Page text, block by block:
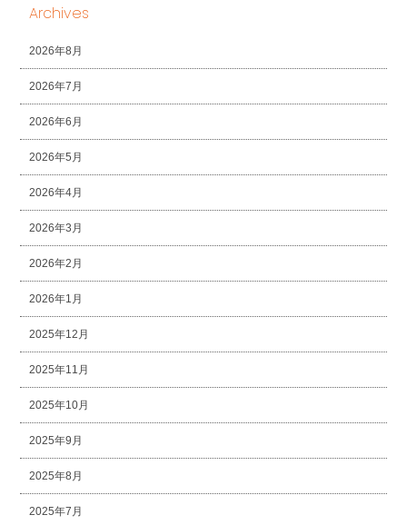
Archives
2026年8月
2026年7月
2026年6月
2026年5月
2026年4月
2026年3月
2026年2月
2026年1月
2025年12月
2025年11月
2025年10月
2025年9月
2025年8月
2025年7月